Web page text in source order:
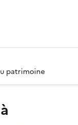
patrimoine